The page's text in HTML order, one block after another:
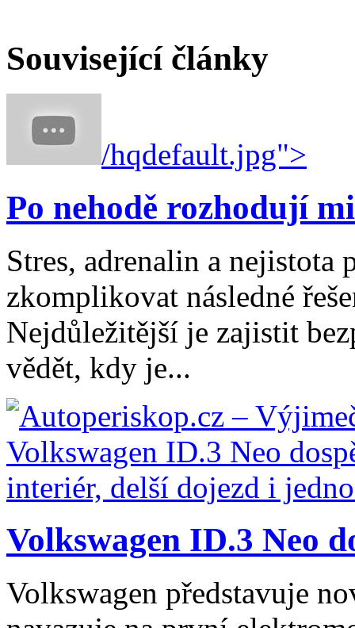
Související články
/hqdefault.jpg">
Po nehodě rozhodují
Stres, adrenalin a nejistota
zkomplikovat následné
Nejdůležitější je zajistit
vědět, kdy je...
Volkswagen ID.3 Neo
Volkswagen představuje